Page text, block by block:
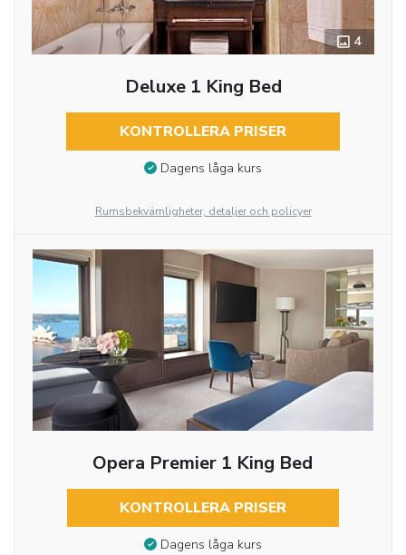
4
Deluxe 1 King Bed
KONTROLLERA PRISER
Dagens låga kurs
Rumsbekvämligheter, detaljer och policyer
Opera Premier 1 King Bed
KONTROLLERA PRISER
Dagens låga kurs